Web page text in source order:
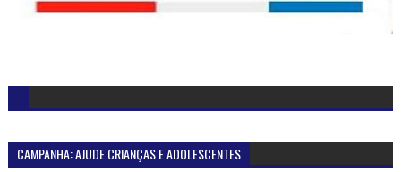
CAMPANHA: AJUDE CRIANÇAS E ADOLESCENTES